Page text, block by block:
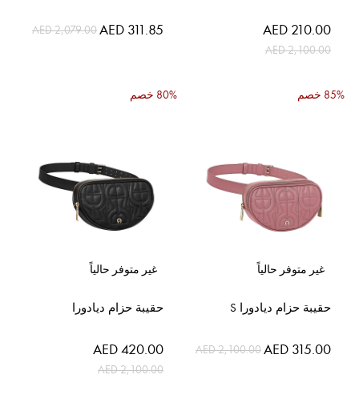
السعر
AED 210.00
AED 2,100.00
السعر
AED 311.85
AED 2,079.00
غير متوفر حالياً
85% خصم
حقيبة حزام ديادورا S
السعر
AED 315.00
AED 2,100.00
غير متوفر حالياً
80% خصم
حقيبة حزام ديادورا
السعر
AED 420.00
AED 2,100.00